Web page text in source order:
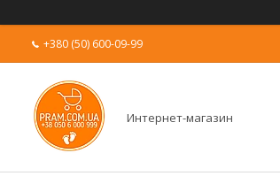
+380 (50) 600-09-99
Интернет-магазин